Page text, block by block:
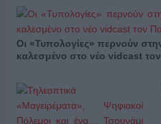
Οι «Τυπολογίες» περνούν
καλεσμένο στο νέο vidcast